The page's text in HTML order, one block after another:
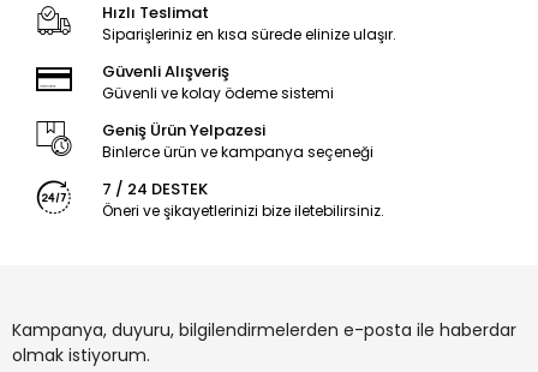
Hızlı Teslimat
Siparişleriniz en kısa sürede elinize ulaşır.
Güvenli Alışveriş
Güvenli ve kolay ödeme sistemi
Geniş Ürün Yelpazesi
Binlerce ürün ve kampanya seçeneği
7 / 24 DESTEK
Öneri ve şikayetlerinizi bize iletebilirsiniz.
Kampanya, duyuru, bilgilendirmelerden e-posta ile haberdar
olmak istiyorum.